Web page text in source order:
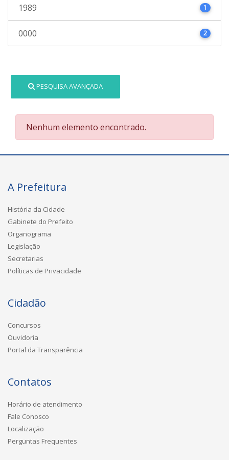
1989 1
0000 2
PESQUISA AVANÇADA
Nenhum elemento encontrado.
A Prefeitura
História da Cidade
Gabinete do Prefeito
Organograma
Legislação
Secretarias
Políticas de Privacidade
Cidadão
Concursos
Ouvidoria
Portal da Transparência
Contatos
Horário de atendimento
Fale Conosco
Localização
Perguntas Frequentes